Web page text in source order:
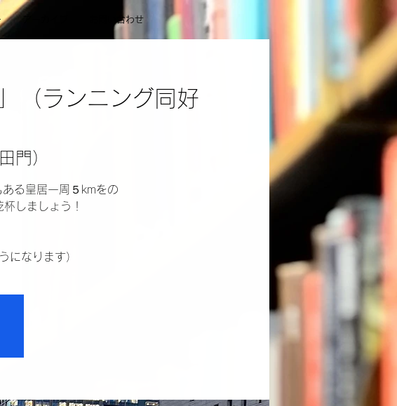
お問い合わせ
（ランニング同好
門）
る皇居一周５kmをの
しましょう！
になります）